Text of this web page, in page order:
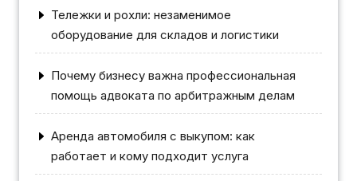
Тележки и рохли: незаменимое
оборудование для складов и логистики
Почему бизнесу важна профессиональная
помощь адвоката по арбитражным делам
Аренда автомобиля с выкупом: как
работает и кому подходит услуга